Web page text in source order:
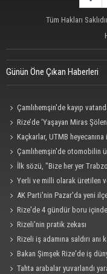
Tüm Hakları
Günün Öne Çıkan Haberleri
Çamlıhemşin'de kayıp
Rize’de ‘Yaşayan Miras
Kaçkarlar, UTMB
Çamlıhemşin'de otomobilin
İlk sözü, "Bize her yer
Yerli ve milli olarak üretilen
AK Parti'nin Pazar'da yeni
Rize'de 4 gündür boru
Rizeli'nin pratik zekası
Rizeli iş adamına saldırı anı
Bakan Şimşek Rize'de iş
Tahta arabalar yuvarlandı